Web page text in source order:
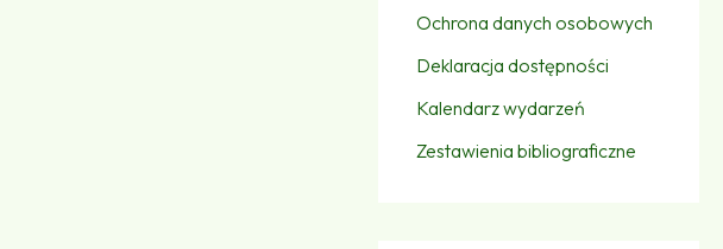
Ochrona danych osobowych
Deklaracja dostępności
Kalendarz wydarzeń
Zestawienia bibliograficzne